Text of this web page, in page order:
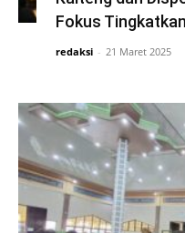
Fokus
redaksi - 21 Maret 2025